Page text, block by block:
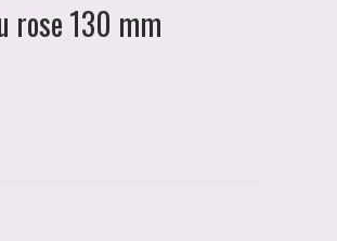
rose 130 mm